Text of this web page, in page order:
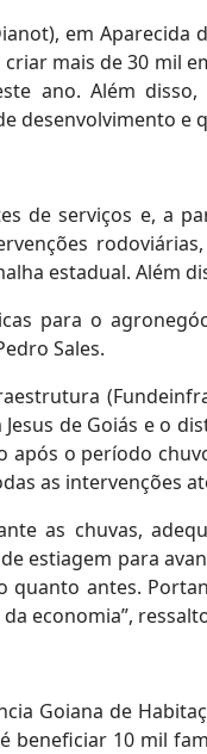
em Aparecida
mais de 30 mil
ano. Além
desenvolvimento e
de serviços e, a
estadual. Além
para o
Sales.
de Goiás e o
o período
as intervenções
as chuvas,
estiagem para
antes.
economia”,
Goiana de
10 mil